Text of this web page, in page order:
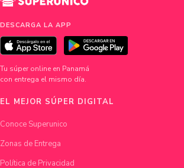
DESCARGA LA APP
Tu súper online en Panamá
con entrega el mismo día.
EL MEJOR SÚPER DIGITAL
Conoce Superunico
Zonas de Entrega
Política de Privacidad